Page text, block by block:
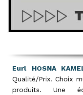
Eurl HOSNA
Qualité/Prix. Choix
produits. Une